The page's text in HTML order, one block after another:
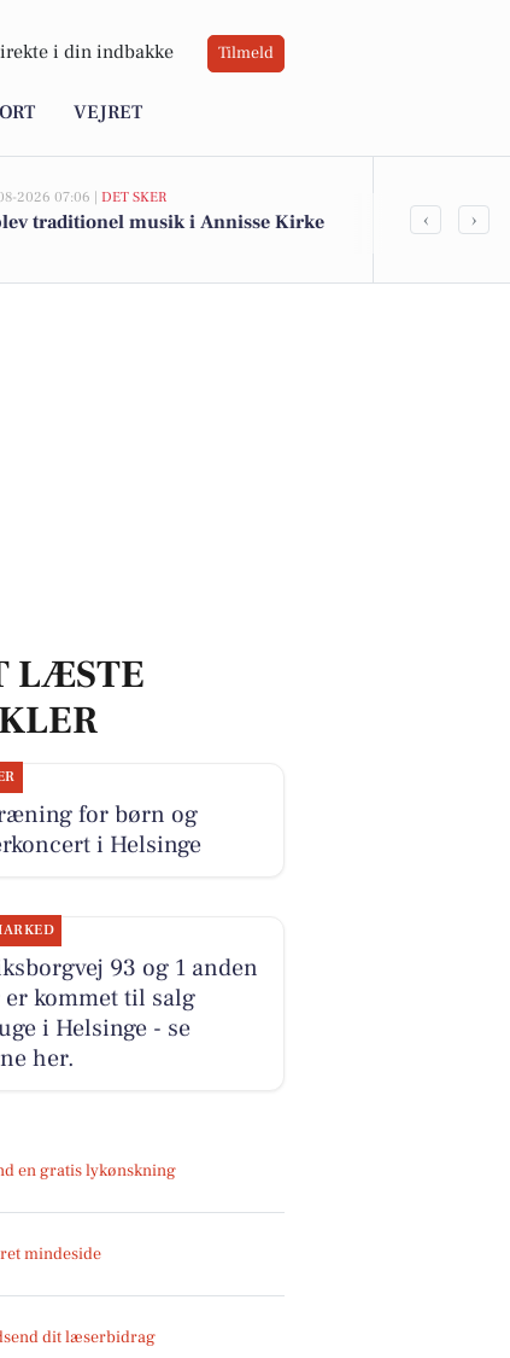
i din indbakke Tilmeld
VEJRET
2026 07:06 | DET SKER
traditionel musik i Annisse Kirke
Savner du
‹ ›
LÆSTE
for børn og
i Helsinge
93 og 1 anden
kommet til salg
i Helsinge - se
her.
en gratis lykønskning
mindeside
dit læserbidrag